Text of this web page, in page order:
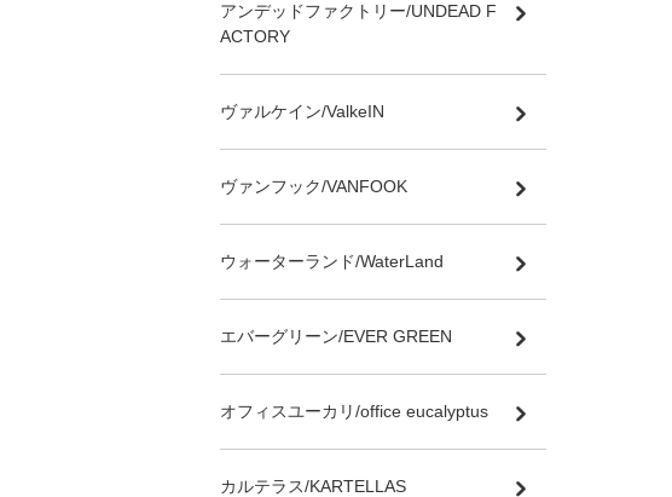
アンデッドファクトリー/UNDEAD F
ACTORY
ヴァルケイン/ValkeIN
ヴァンフック/VANFOOK
ウォーターランド/WaterLand
エバーグリーン/EVER GREEN
オフィスユーカリ/office eucalyptus
カルテラス/KARTELLAS